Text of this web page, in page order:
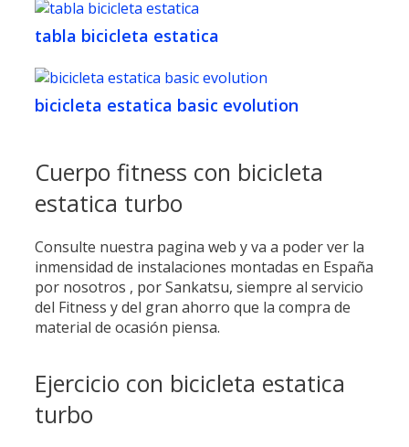
tabla bicicleta estatica
bicicleta estatica basic evolution
Cuerpo fitness con bicicleta
estatica turbo
Consulte nuestra pagina web y va a poder ver la
inmensidad de instalaciones montadas en España
por nosotros , por Sankatsu, siempre al servicio
del Fitness y del gran ahorro que la compra de
material de ocasión piensa.
Ejercicio con bicicleta estatica
turbo